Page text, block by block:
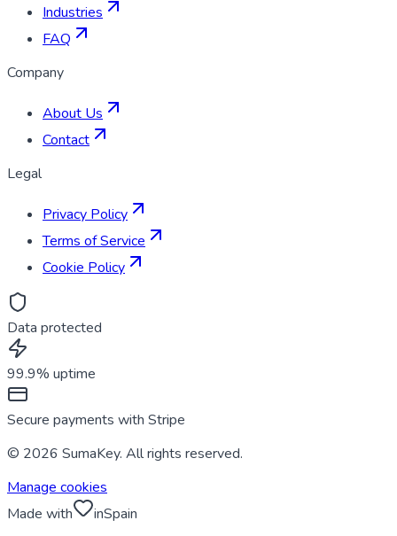
Industries
FAQ
Company
About Us
Contact
Legal
Privacy Policy
Terms of Service
Cookie Policy
Data protected
99.9% uptime
Secure payments with Stripe
© 2026 SumaKey. All rights reserved.
Manage cookies
Made with
inSpain